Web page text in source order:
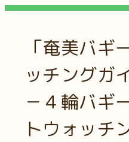
「奄美バギ
ッチングガ
－４輪バギ
トウォッチ